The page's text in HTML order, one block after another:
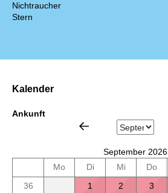
Nichtraucher
Stern
Kalender
Ankunft
September 2026
Mo
Di Mi Do
36
1 2 3